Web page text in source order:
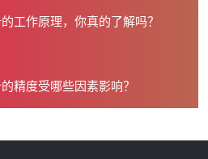
工作原理，你真的了解吗？
精度受哪些因素影响？